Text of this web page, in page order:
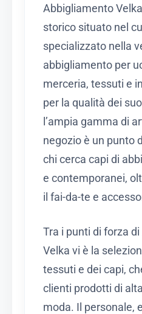
Abbigliamento
storico situato nel
specializzato nella
abbigliamento per
merceria, tessuti e
per la qualità dei
l’ampia gamma di
negozio è un punto
chi cerca capi di
e contemporanei,
il fai-da-te e
Tra i punti di forza
Velka vi è la
tessuti e dei capi,
clienti prodotti di
moda. Il personale,